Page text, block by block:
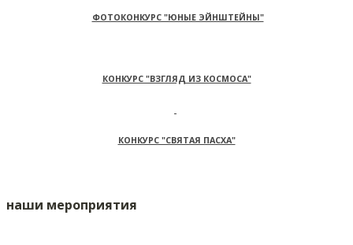
ФОТОКОНКУРС "ЮНЫЕ ЭЙНШТЕЙНЫ"
КОНКУРС "ВЗГЛЯД ИЗ КОСМОСА"
КОНКУРС "СВЯТАЯ ПАСХА"
наши мероприятия